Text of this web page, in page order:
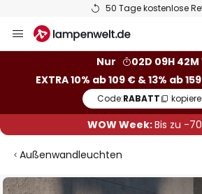
50 Tage kostenlose
Inhalt
Nur
02D 09H 42M
EXTRA 10% ab 109 € & 13% ab
Code:RABATT
WOW Week:Bis zu -
Außenwandleuchten
Zum